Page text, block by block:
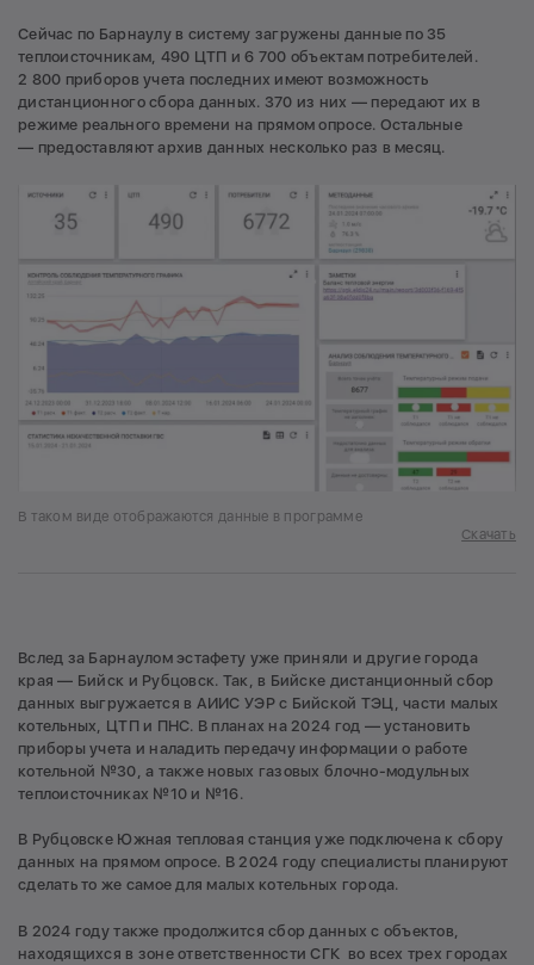
Сейчас по Барнаулу в систему загружены данные по 35
теплоисточникам, 490 ЦТП и 6 700 объектам потребителей.
2 800 приборов учета последних имеют возможность
дистанционного сбора данных. 370 из них — передают их в
режиме реального времени на прямом опросе. Остальные
— предоставляют архив данных несколько раз в месяц.
В таком виде отображаются данные в программе
Скачать
Вслед за Барнаулом эстафету уже приняли и другие города
края — Бийск и Рубцовск. Так, в Бийске дистанционный сбор
данных выгружается в АИИС УЭР с Бийской ТЭЦ, части малых
котельных, ЦТП и ПНС. В планах на 2024 год — установить
приборы учета и наладить передачу информации о работе
котельной №30, а также новых газовых блочно-модульных
теплоисточниках №10 и №16.
В Рубцовске Южная тепловая станция уже подключена к сбору
данных на прямом опросе. В 2024 году специалисты планируют
сделать то же самое для малых котельных города.
В 2024 году также продолжится сбор данных с объектов,
находящихся в зоне ответственности СГК во всех трех городах